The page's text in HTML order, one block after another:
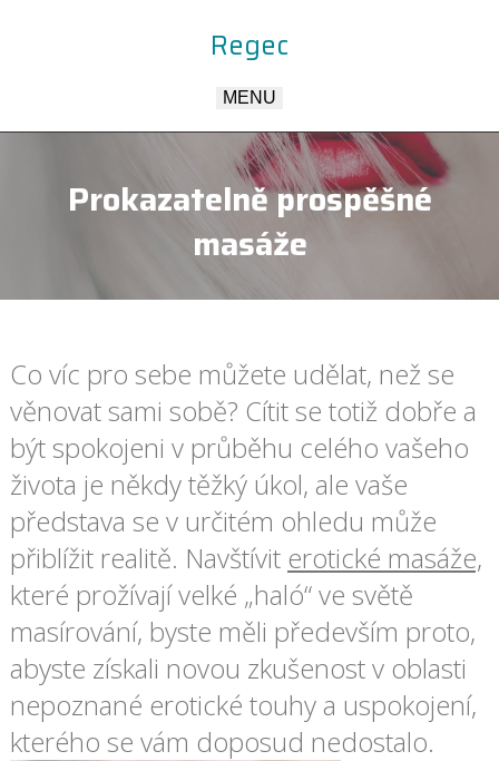
Regec
MENU
Prokazatelně prospěšné
masáže
Co víc pro sebe můžete udělat, než se
věnovat sami sobě? Cítit se totiž dobře a
být spokojeni v průběhu celého vašeho
života je někdy těžký úkol, ale vaše
představa se v určitém ohledu může
přiblížit realitě. Navštívit erotické masáže,
které prožívají velké „haló“ ve světě
masírování, byste měli především proto,
abyste získali novou zkušenost v oblasti
nepoznané erotické touhy a uspokojení,
kterého se vám doposud nedostalo.